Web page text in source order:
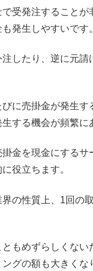
受発注することが
発生しやすいです。
したり、逆に元請
に売掛金が発生す
する機会が頻繁に
金を現金にするサ
役立ちます。
界の性質上、1回の
もめずらしくない
グの額も大きくな